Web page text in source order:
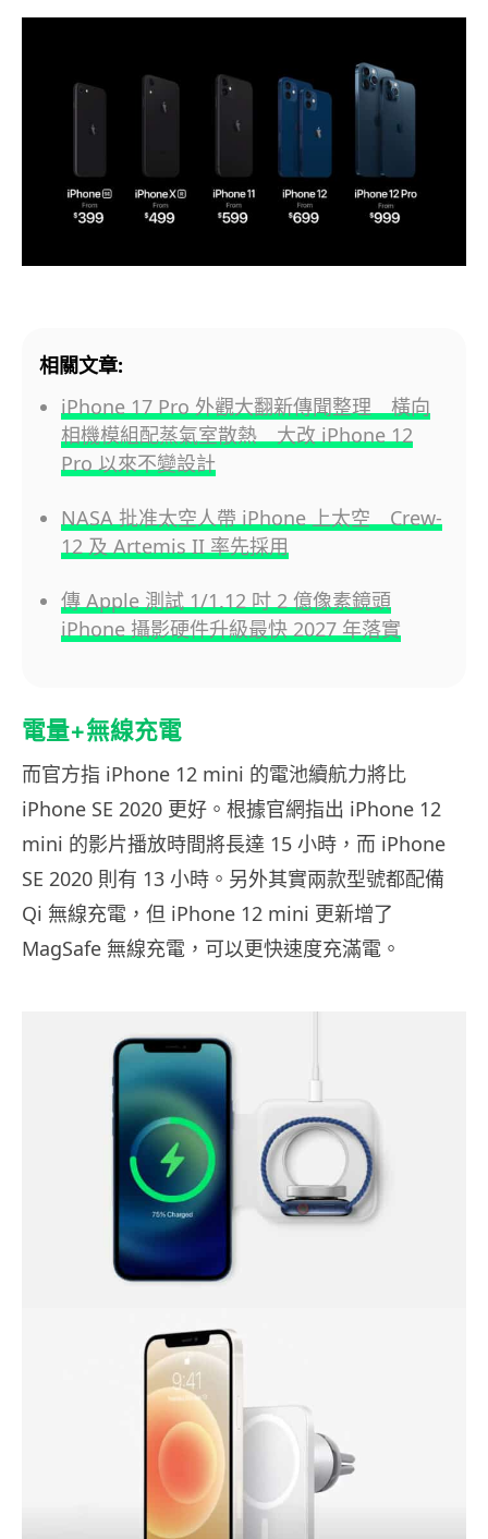
相關文章:
iPhone 17 Pro 外觀大翻新傳聞整理 橫向
相機模組配蒸氣室散熱 大改 iPhone 12
Pro 以來不變設計
NASA 批准太空人帶 iPhone 上太空 Crew-
12 及 Artemis II 率先採用
傳 Apple 測試 1/1.12 吋 2 億像素鏡頭
iPhone 攝影硬件升級最快 2027 年落實
電量+無線充電
而官方指 iPhone 12 mini 的電池續航力將比
iPhone SE 2020 更好。根據官網指出 iPhone 12
mini 的影片播放時間將長達 15 小時，而 iPhone
SE 2020 則有 13 小時。另外其實兩款型號都配備
Qi 無線充電，但 iPhone 12 mini 更新增了
MagSafe 無線充電，可以更快速度充滿電。